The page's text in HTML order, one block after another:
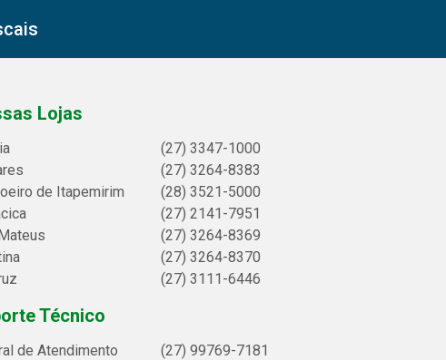
Lojas
(27) 3347-1000
(27) 3264-8383
de Itapemirim
(28) 3521-5000
(27) 2141-7951
(27) 3264-8369
(27) 3264-8370
(27) 3111-6446
Técnico
de Atendimento (27) 99769-7181